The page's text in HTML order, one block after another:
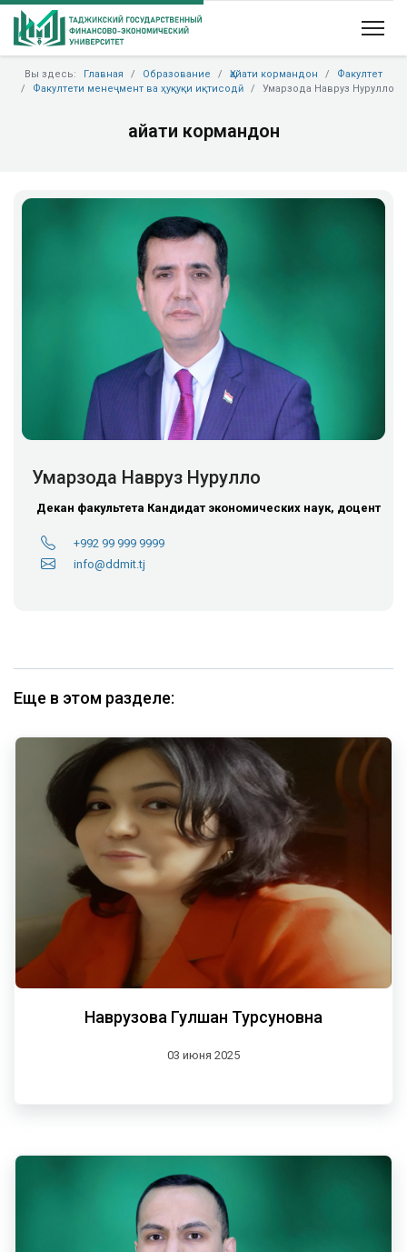
Вы здесь: Главная Образование Ҳайати кормандон
Факултет
Факултети менеҷмент ва ҳуқуқи иқтисодӣ
Умарзода Навруз Нурулло
Ҳайати кормандон
Умарзода Навруз Нурулло
Декан факультета Кандидат экономических наук, доцент
+992 99 999 9999
info@ddmit.tj
Еще в этом разделе:
Наврузова Гулшан Турсуновна
03 июня 2025